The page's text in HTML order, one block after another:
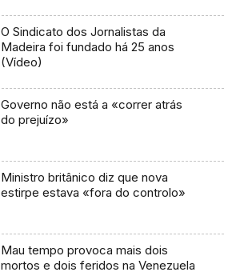
O Sindicato dos Jornalistas da
Madeira foi fundado há 25 anos
(Vídeo)
Governo não está a «correr atrás
do prejuízo»
Ministro britânico diz que nova
estirpe estava «fora do controlo»
Mau tempo provoca mais dois
mortos e dois feridos na Venezuela